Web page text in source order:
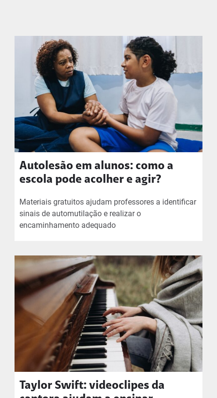
Autolesão em alunos: como a
escola pode acolher e agir?
Materiais gratuitos ajudam professores a identificar
sinais de automutilação e realizar o
encaminhamento adequado
Taylor Swift: videoclipes da